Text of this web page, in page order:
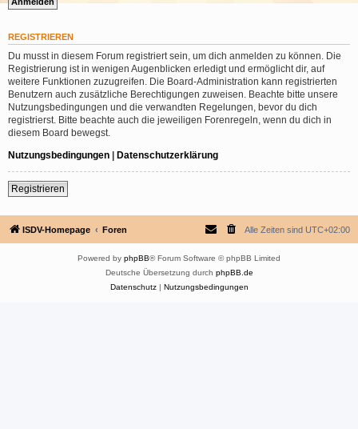
REGISTRIEREN
Du musst in diesem Forum registriert sein, um dich anmelden zu können. Die
Registrierung ist in wenigen Augenblicken erledigt und ermöglicht dir, auf
weitere Funktionen zuzugreifen. Die Board-Administration kann registrierten
Benutzern auch zusätzliche Berechtigungen zuweisen. Beachte bitte unsere
Nutzungsbedingungen und die verwandten Regelungen, bevor du dich
registrierst. Bitte beachte auch die jeweiligen Forenregeln, wenn du dich in
diesem Board bewegst.
Nutzungsbedingungen | Datenschutzerklärung
Registrieren
ISDV-Homepage Foren Alle Zeiten sind UTC+02:00
Powered by phpBB® Forum Software © phpBB Limited
Deutsche Übersetzung durch phpBB.de
Datenschutz| Nutzungsbedingungen